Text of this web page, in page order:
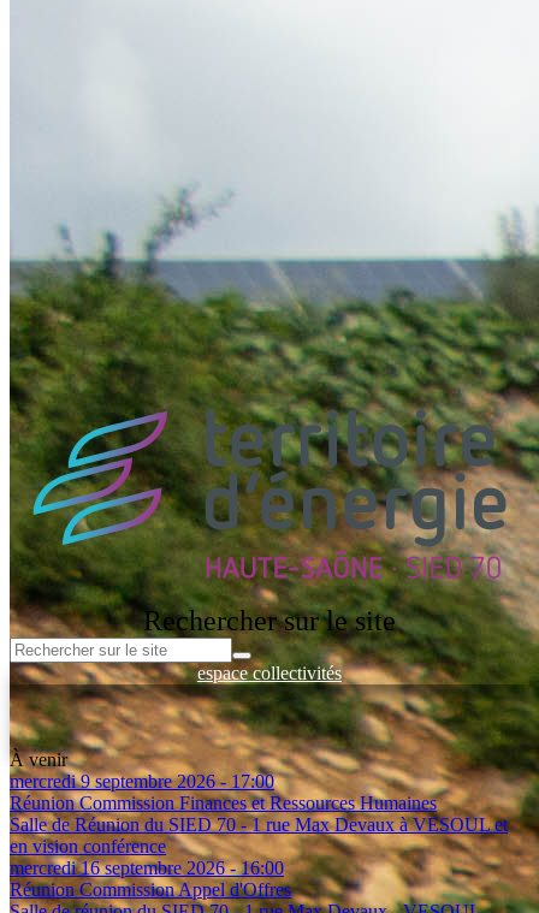
Inauguration du parc photovoltaïque des Roches Bleues
vendredi 3 juillet 2026
Le parc photovoltaïque des Roches Bleues à Belles-Fontaines a été
inauguré vendredi 3 juillet 2026, en présence de Jean-Luc BRULE,
2ème...
Toutes les actualités
Rechercher sur le site
espace collectivités
Espace entreprises
Espace Client - Réseau de Chaleur
Espace documentation
À venir
mercredi 9 septembre 2026 - 17:00
Réunion Commission Finances et Ressources Humaines
Salle de Réunion du SIED 70 - 1 rue Max Devaux à VESOUL et
en vision conférence
mercredi 16 septembre 2026 - 16:00
Réunion Commission Appel d'Offres